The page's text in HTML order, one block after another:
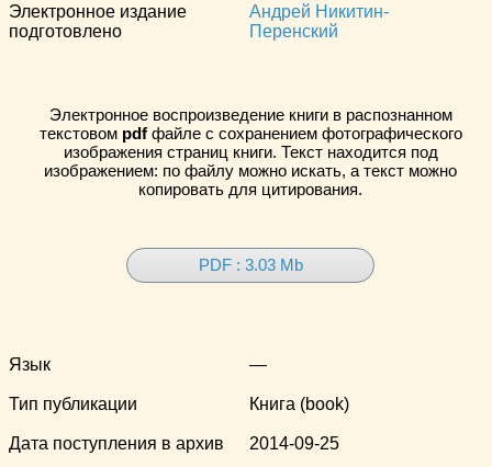
Электронное издание
подготовлено
Андрей Никитин-
Перенский
Электронное воспроизведение книги в распознанном
текстовом pdfфайле с сохранением фотографического
изображения страниц книги. Текст находится под
изображением: по файлу можно искать, а текст можно
копировать для цитирования.
PDF : 3.03 Mb
Язык —
Тип публикации Книга (book)
Дата поступления в архив 2014-09-25